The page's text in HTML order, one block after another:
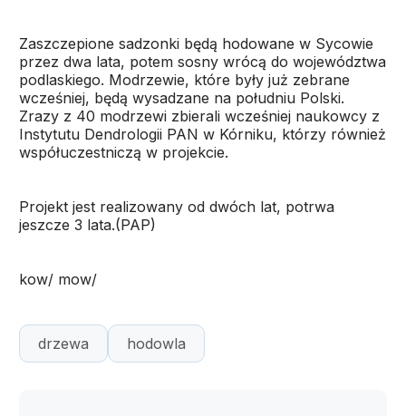
Zaszczepione sadzonki będą hodowane w Sycowie
przez dwa lata, potem sosny wrócą do województwa
podlaskiego. Modrzewie, które były już zebrane
wcześniej, będą wysadzane na południu Polski.
Zrazy z 40 modrzewi zbierali wcześniej naukowcy z
Instytutu Dendrologii PAN w Kórniku, którzy również
współuczestniczą w projekcie.
Projekt jest realizowany od dwóch lat, potrwa
jeszcze 3 lata.(PAP)
kow/ mow/
drzewa hodowla